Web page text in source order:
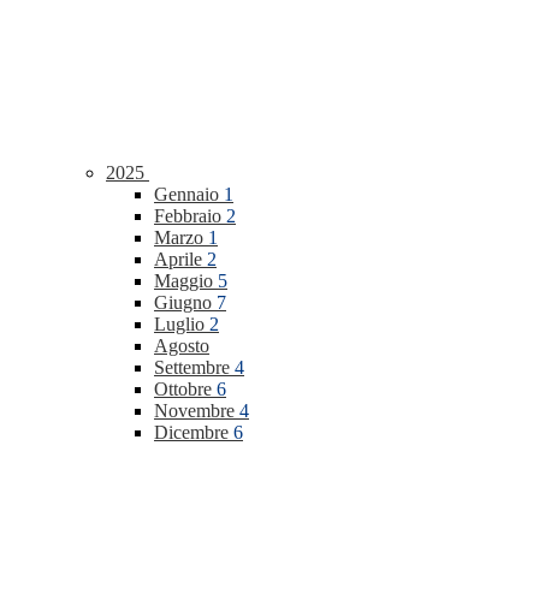
2025
Gennaio 1
Febbraio 2
Marzo 1
Aprile 2
Maggio 5
Giugno 7
Luglio 2
Agosto
Settembre 4
Ottobre 6
Novembre 4
Dicembre 6